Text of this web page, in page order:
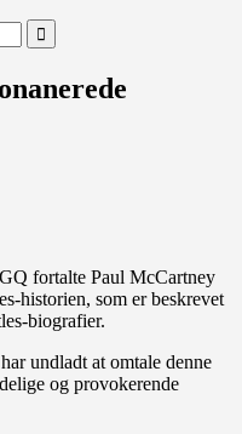
fortalte Paul McCartney
historien, som er beskrevet
biografier.
undladt at omtale denne
og provokerende